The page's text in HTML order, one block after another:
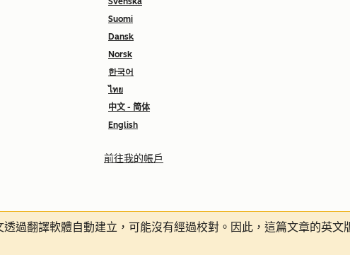
Suomi
Dansk
Norsk
한국어
ไทย
中文 - 简体
English
前往我的帳戶
透過翻譯軟體自動建立，可能沒有經過校對。因此，這篇文章的英文